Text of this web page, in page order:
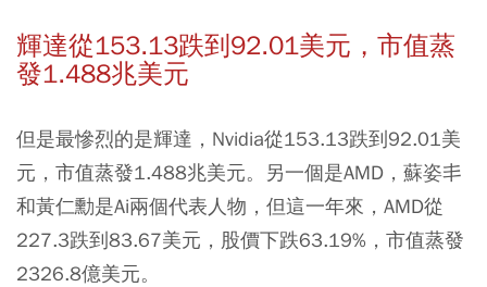
輝達從153.13跌到92.01美元，市值蒸
發1.488兆美元
但是最慘烈的是輝達，Nvidia從153.13跌到92.01美
元，市值蒸發1.488兆美元。另一個是AMD，蘇姿丯
和黃仁勳是Ai兩個代表人物，但這一年來，AMD從
227.3跌到83.67美元，股價下跌63.19%，市值蒸發
2326.8億美元。